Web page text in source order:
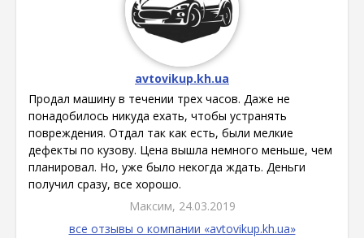
avtovikup.kh.ua
Продал машину в течении трех часов. Даже не
понадобилось никуда ехать, чтобы устранять
повреждения. Отдал так как есть, были мелкие
дефекты по кузову. Цена вышла немного меньше, чем
планировал. Но, уже было некогда ждать. Деньги
получил сразу, все хорошо.
Максим, 24.03.2019
все отзывы о компании «avtovikup.kh.ua»